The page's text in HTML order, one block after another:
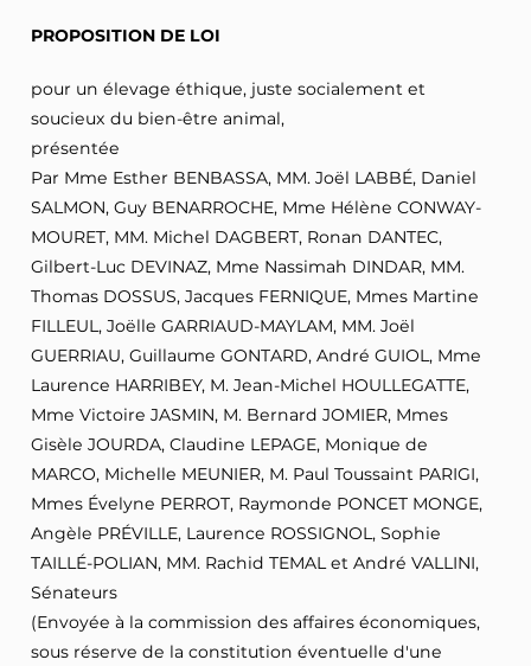
PROPOSITION DE LOI
pour un élevage éthique, juste socialement et
soucieux du bien-être animal,
présentée
Par Mme Esther BENBASSA, MM. Joël LABBÉ, Daniel
SALMON, Guy BENARROCHE, Mme Hélène CONWAY-
MOURET, MM. Michel DAGBERT, Ronan DANTEC,
Gilbert-Luc DEVINAZ, Mme Nassimah DINDAR, MM.
Thomas DOSSUS, Jacques FERNIQUE, Mmes Martine
FILLEUL, Joëlle GARRIAUD-MAYLAM, MM. Joël
GUERRIAU, Guillaume GONTARD, André GUIOL, Mme
Laurence HARRIBEY, M. Jean-Michel HOULLEGATTE,
Mme Victoire JASMIN, M. Bernard JOMIER, Mmes
Gisèle JOURDA, Claudine LEPAGE, Monique de
MARCO, Michelle MEUNIER, M. Paul Toussaint PARIGI,
Mmes Évelyne PERROT, Raymonde PONCET MONGE,
Angèle PRÉVILLE, Laurence ROSSIGNOL, Sophie
TAILLÉ-POLIAN, MM. Rachid TEMAL et André VALLINI,
Sénateurs
(Envoyée à la commission des affaires économiques,
sous réserve de la constitution éventuelle d'une